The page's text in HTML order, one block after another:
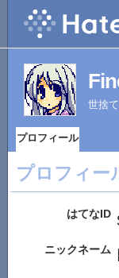
世捨
プロフィール
プロフィー
はてなID
ニックネーム